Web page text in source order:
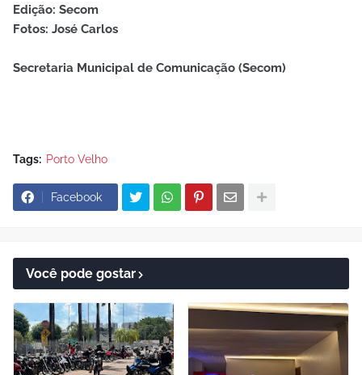
Edição: Secom
Fotos: José Carlos
Secretaria Municipal de Comunicação (Secom)
Tags: Porto Velho
Facebook
Você pode gostar